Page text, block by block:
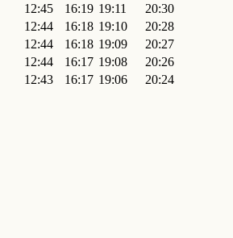
12:45 16:19 19:11
20:30
12:44 16:18 19:10
20:28
12:44 16:18 19:09
20:27
12:44 16:17 19:08
20:26
12:43 16:17 19:06 20:24